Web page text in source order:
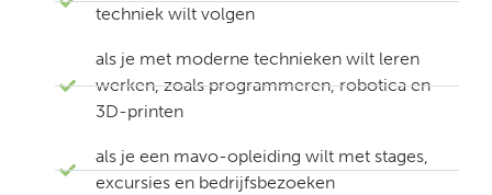
techniek wilt volgen
als je met moderne technieken wilt leren
werken, zoals programmeren, robotica en
3D-printen
als je een mavo-opleiding wilt met stages,
excursies en bedrijfsbezoeken